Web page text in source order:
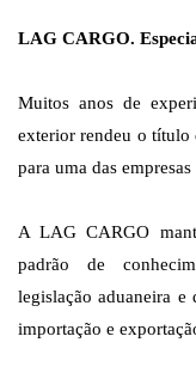
LAG CARGO.
Muitos anos de
exterior rendeu o título
para uma das
A LAG CARGO
padrão de
legislação aduaneira e
importação e